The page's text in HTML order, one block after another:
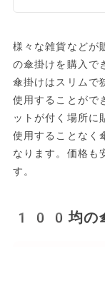
様々な雑貨などが
の傘掛けを購入で
傘掛けはスリムで
使用することがで
ットが付く場所に
使用することなく
なります。価格も
す。
100均の